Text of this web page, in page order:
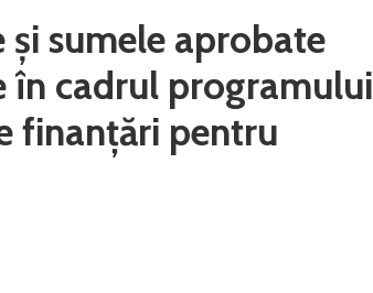
sumele aprobate
în cadrul programului
finanțări pentru